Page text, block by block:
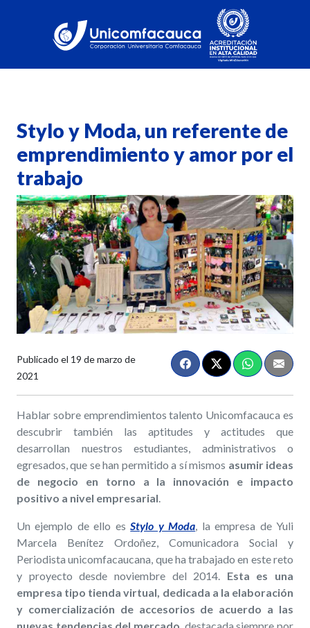
Stylo y Moda, un referente de
emprendimiento y amor por el
trabajo
Publicado el 19 de marzo de
2021
Hablar sobre emprendimientos talento Unicomfacauca es
descubrir también las aptitudes y actitudes que
desarrollan nuestros estudiantes, administrativos o
egresados, que se han permitido a sí mismos asumir ideas
de negocio en torno a la innovación e impacto
positivo a nivel empresarial
Un ejemplo de ello esStylo y Moda , la empresa de Yuli
Marcela Benítez Ordoñez, Comunicadora Social y
Periodista unicomfacaucana, que ha trabajado en este reto
y proyecto desde noviembre del 2014. Esta es una
empresa tipo tienda virtual, dedicada a la elaboración
y comercialización de accesorios de acuerdo a las
nuevas tendencias del mercado , destacada siempre por